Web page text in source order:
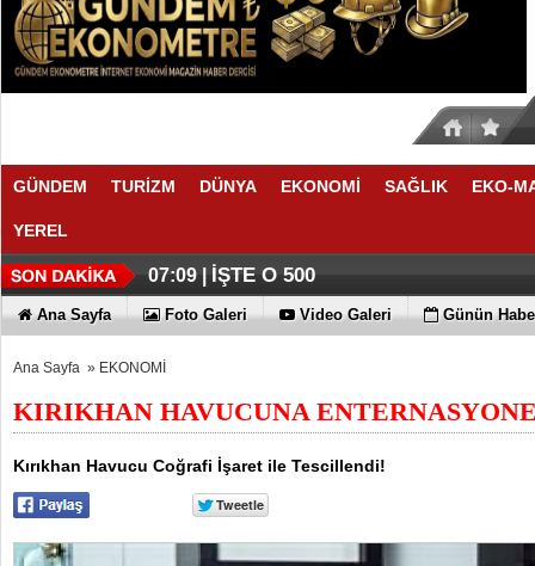
GÜNDEM TURİZM DÜNYA EKONOMİ SAĞLIK EKO-
YEREL
07:09 | İŞTE O 500
Ana Sayfa Foto Galeri Video Galeri Günün
Ana Sayfa » EKONOMİ
KIRIKHAN HAVUCUNA
Kırıkhan Havucu Coğrafi İşaret ile Tescillendi!